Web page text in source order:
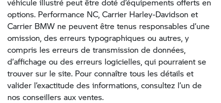
options. Performance NC, Carrier Harley-Davidson et
Carrier BMW ne peuvent être tenus responsables d’une
omission, des erreurs typographiques ou autres, y
compris les erreurs de transmission de données,
d’affichage ou des erreurs logicielles, qui pourraient se
trouver sur le site. Pour connaître tous les détails et
valider l’exactitude des informations, consultez l’un de
nos conseillers aux ventes.